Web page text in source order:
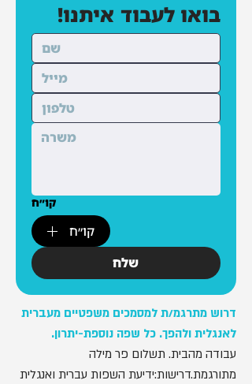
בואו לעבוד איתנו!
קו״ח
קו״ח
שלח
דרוש מתרגמ/ת למסמכים משפטיים מעברית
לאנגלית ולהפך. כל שפה נוספת-יתרון.
עבודה מהבית. תשלום פר מילה
מתורגמת.דרישות:ידיעת השפות עברית ואנגלית